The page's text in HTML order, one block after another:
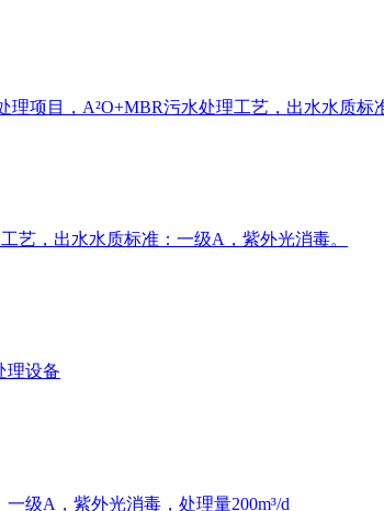
项目，A²O+MBR污水处理工艺，出水水质标
艺，出水水质标准：一级A，紫外光消毒。
理设备
级A，紫外光消毒，处理量200m³/d